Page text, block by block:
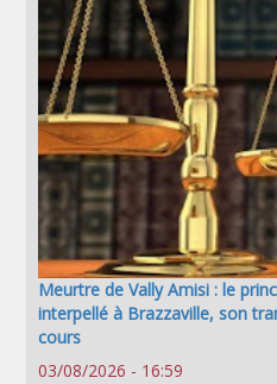
Meurtre de Vally Amisi : le
interpellé à Brazzaville, son
cours
03/08/2026 - 16:59